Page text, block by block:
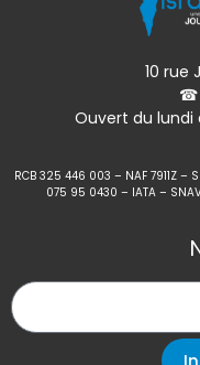
10 rue
☎
Ouvert du lundi
RCB 325 446 003 – NAF 7911Z –
075 95 0430 – IATA –